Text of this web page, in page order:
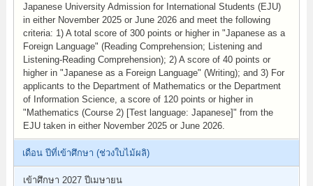
Japanese University Admission for International Students (EJU)
in either November 2025 or June 2026 and meet the following
criteria: 1) A total score of 300 points or higher in "Japanese as a
Foreign Language" (Reading Comprehension; Listening and
Listening-Reading Comprehension); 2) A score of 40 points or
higher in "Japanese as a Foreign Language" (Writing); and 3) For
applicants to the Department of Mathematics or the Department
of Information Science, a score of 120 points or higher in
"Mathematics (Course 2) [Test language: Japanese]" from the
EJU taken in either November 2025 or June 2026.
เดือน ปีที่เข้าศึกษา (ช่วงใบไม้ผลิ)
เข้าศึกษา 2027 ปีเมษายน